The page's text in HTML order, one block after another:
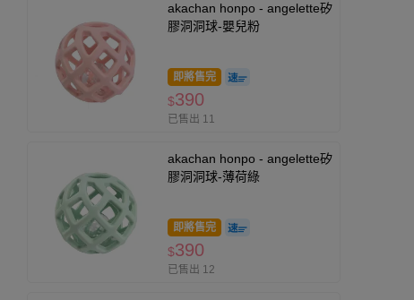
akachan honpo - angelette矽
膠洞洞球-嬰兒粉
即將售完
$390
已售出 11
akachan honpo - angelette矽
膠洞洞球-薄荷綠
即將售完
$390
已售出 12